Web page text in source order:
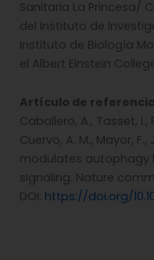
Sanitaria La Princesa/
del Instituto de
Instituto de Biología
el Albert Einstein
Artículo de
Caballero, A., Tasset, I.,
Cuervo, A. M., Mayor,
modulates autophagy
signaling. Nature
DOI: https://doi.org/